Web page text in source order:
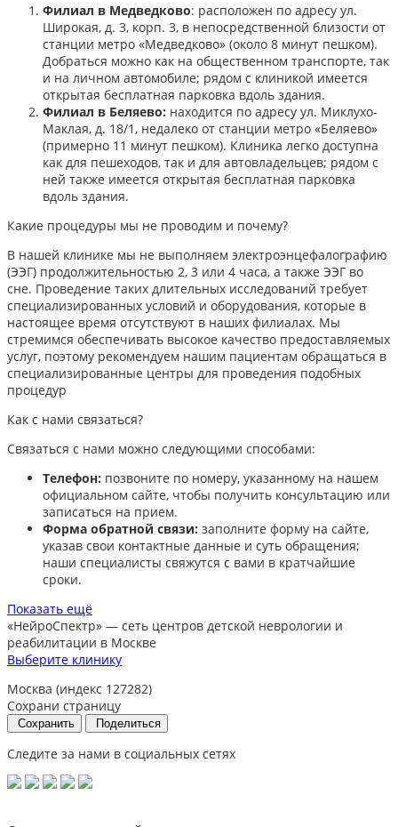
Филиал в Медведково: расположен по адресу ул.
Широкая, д. 3, корп. 3, в непосредственной близости от
станции метро «Медведково» (около 8 минут пешком).
Добраться можно как на общественном транспорте, так
и на личном автомобиле; рядом с клиникой имеется
открытая бесплатная парковка вдоль здания.
Филиал в Беляево: находится по адресу ул. Миклухо-
Маклая, д. 18/1, недалеко от станции метро «Беляево»
(примерно 11 минут пешком). Клиника легко доступна
как для пешеходов, так и для автовладельцев; рядом с
ней также имеется открытая бесплатная парковка
вдоль здания.
Какие процедуры мы не проводим и почему?
В нашей клинике мы не выполняем электроэнцефалографию
(ЭЭГ) продолжительностью 2, 3 или 4 часа, а также ЭЭГ во
сне. Проведение таких длительных исследований требует
специализированных условий и оборудования, которые в
настоящее время отсутствуют в наших филиалах. Мы
стремимся обеспечивать высокое качество предоставляемых
услуг, поэтому рекомендуем нашим пациентам обращаться в
специализированные центры для проведения подобных
процедур
Как с нами связаться?
Связаться с нами можно следующими способами:​
Телефон: позвоните по номеру, указанному на нашем
официальном сайте, чтобы получить консультацию или
записаться на прием.​
Форма обратной связи: заполните форму на сайте,
указав свои контактные данные и суть обращения;
наши специалисты свяжутся с вами в кратчайшие
сроки.​
Показать ещё
«НейроСпектр» — сеть центров детской неврологии и
реабилитации в Москве
Выберите клинику
Москва (индекс 127282)
Сохрани страницу
Сохранить Поделиться
Следите за нами в социальных сетях